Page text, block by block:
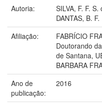
Autoria:
SILVA, F. F. S.
DANTAS, B. F.
Afiliação:
FABRÍCIO
Doutorando
de Santana,
BARBARA
Ano de
publicação:
2016